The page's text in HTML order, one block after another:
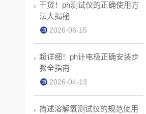
干货！ph测试仪的正确使用方
法大揭秘
2026-06-15
超详细！ph计电极正确安装步
骤全指南
2026-04-13
简述溶解氧测试仪的规范使用